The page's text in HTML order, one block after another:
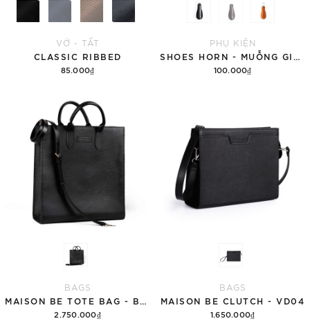
VỚ - TẤT
CLASSIC RIBBED
85.000₫
PHỤ KIỆN
100.000₫
BAGS
2.750.000₫
BAGS
MAISON BE CLUTCH - VD04
1.650.000₫